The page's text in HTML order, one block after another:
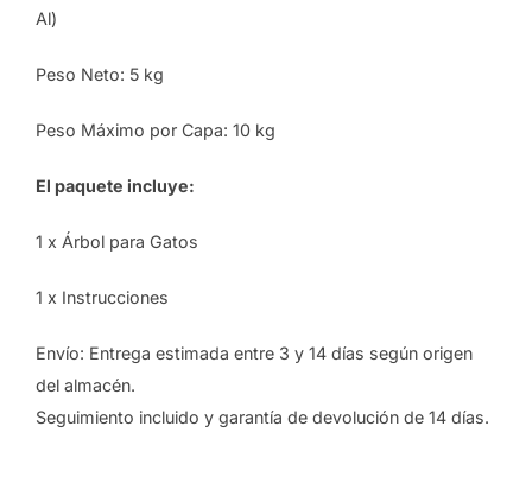
Al)
Peso Neto: 5 kg
Peso Máximo por Capa: 10 kg
El paquete incluye:
1 x Árbol para Gatos
1 x Instrucciones
Envío: Entrega estimada entre 3 y 14 días según origen
del almacén.
Seguimiento incluido y garantía de devolución de 14 días.